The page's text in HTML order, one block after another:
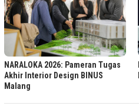
NARALOKA 2026: Pameran Tugas
Akhir Interior Design BINUS
Malang